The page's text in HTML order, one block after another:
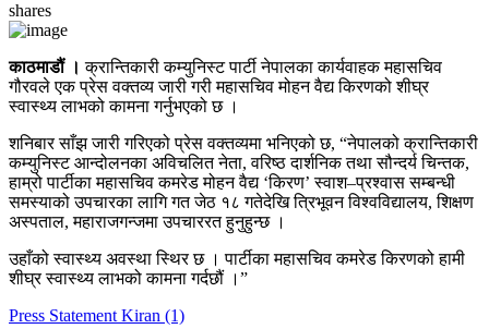
shares
काठमाडौं । क्रान्तिकारी कम्युनिस्ट पार्टी नेपालका कार्यवाहक महासचिव
गौरवले एक प्रेस वक्तव्य जारी गरी महासचिव मोहन वैद्य किरणको शीघ्र
स्वास्थ्य लाभको कामना गर्नुभएको छ ।
शनिबार साँझ जारी गरिएको प्रेस वक्तव्यमा भनिएको छ, “नेपालको क्रान्तिकारी
कम्युनिस्ट आन्दोलनका अविचलित नेता, वरिष्ठ दार्शनिक तथा सौन्दर्य चिन्तक,
हाम्रो पार्टीका महासचिव कमरेड मोहन वैद्य ‘किरण’ स्वाश–प्रश्वास सम्बन्धी
समस्याको उपचारका लागि गत जेठ १८ गतेदेखि त्रिभूवन विश्वविद्यालय, शिक्षण
अस्पताल, महाराजगन्जमा उपचाररत हुनुहुन्छ ।
उहाँको स्वास्थ्य अवस्था स्थिर छ । पार्टीका महासचिव कमरेड किरणको हामी
शीघ्र स्वास्थ्य लाभको कामना गर्दछौं ।”
Press Statement Kiran (1)